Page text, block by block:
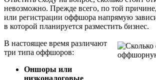
невозможно. Прежде всего, по той
или регистрации оффшора напрямую
в которой планируется разместить бизнес.
В настоящее время различают
три типа оффшоров:
Оншоры или
низконалоговые